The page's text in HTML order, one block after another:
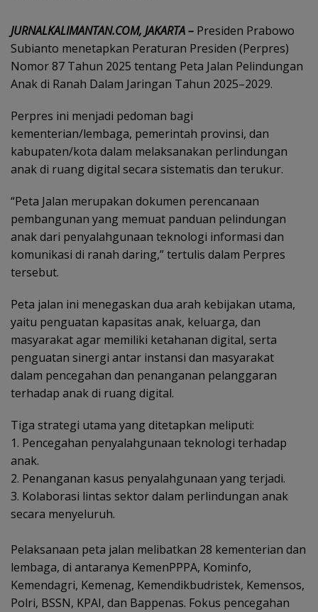
‎JURNALKALIMANTAN.COM, JAKARTA – Presiden Prabowo
Subianto menetapkan Peraturan Presiden (Perpres)
Nomor 87 Tahun 2025 tentang Peta Jalan Pelindungan
Anak di Ranah Dalam Jaringan Tahun 2025–2029.
‎Perpres ini menjadi pedoman bagi
kementerian/lembaga, pemerintah provinsi, dan
kabupaten/kota dalam melaksanakan perlindungan
anak di ruang digital secara sistematis dan terukur.
‎“Peta Jalan merupakan dokumen perencanaan
pembangunan yang memuat panduan pelindungan
anak dari penyalahgunaan teknologi informasi dan
komunikasi di ranah daring,” tertulis dalam Perpres
tersebut.
Peta jalan ini menegaskan dua arah kebijakan utama,
yaitu penguatan kapasitas anak, keluarga, dan
masyarakat agar memiliki ketahanan digital, serta
penguatan sinergi antar instansi dan masyarakat
dalam pencegahan dan penanganan pelanggaran
terhadap anak di ruang digital.
Tiga strategi utama yang ditetapkan meliputi:
‎1. Pencegahan penyalahgunaan teknologi terhadap
anak.
‎‎2. Penanganan kasus penyalahgunaan yang terjadi.
‎‎3. Kolaborasi lintas sektor dalam perlindungan anak
secara menyeluruh.
‎Pelaksanaan peta jalan melibatkan 28 kementerian dan
lembaga, di antaranya KemenPPPA, Kominfo,
Kemendagri, Kemenag, Kemendikbudristek, Kemensos,
Polri, BSSN, KPAI, dan Bappenas. Fokus pencegahan